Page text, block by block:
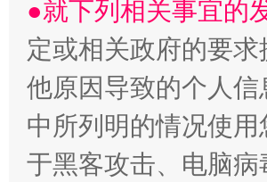
●就下列相关事宜的
定或相关政府的要
他原因导致的个人信
中所列明的情况使
于黑客攻击、电脑